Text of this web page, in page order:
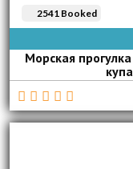
Морская
2541 Booked